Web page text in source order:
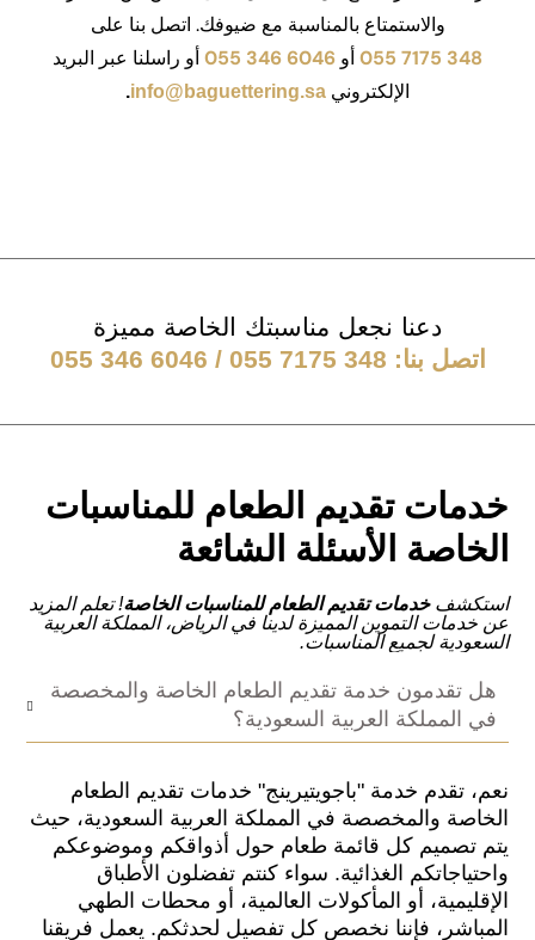
والاستمتاع بالمناسبة مع ضيوفك. اتصل بنا على
055 7175 348أو 055 346 6046أو راسلنا عبر البريد
الإلكتروني info@baguettering.sa
.
دعنا نجعل مناسبتك الخاصة مميزة
اتصل بنا: 055 346 6046 / 055 7175 348
خدمات تقديم الطعام للمناسبات
الخاصة الأسئلة الشائعة
استكشفخدمات تقديم الطعام للمناسبات الخاصة! تعلم المزيد
عن خدمات التموين المميزة لدينا في الرياض، المملكة العربية
السعودية لجميع المناسبات.
هل تقدمون خدمة تقديم الطعام الخاصة والمخصصة
في المملكة العربية السعودية؟
نعم، تقدم خدمة "باجويتيرينج" خدمات تقديم الطعام
الخاصة والمخصصة في المملكة العربية السعودية، حيث
يتم تصميم كل قائمة طعام حول أذواقكم وموضوعكم
واحتياجاتكم الغذائية. سواء كنتم تفضلون الأطباق
الإقليمية، أو المأكولات العالمية، أو محطات الطهي
المباشر، فإننا نخصص كل تفصيل لحدثكم. يعمل فريقنا